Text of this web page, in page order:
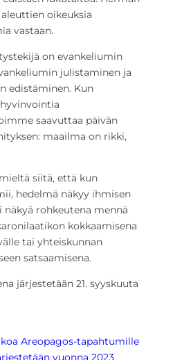
oikeuksia
vastaan.
on evankeliumin
julistaminen ja
edistäminen. Kun
saavuttaa päivän
maailma on rikki,
siitä, että kun
hedelmä näkyy ihmisen
näkyä rohkeutena mennä
kokkaamisena
tai yhteiskunnan
satsaamisena.
järjestetään 21. syyskuuta
Areopagos-tapahtumille
vuonna 2023